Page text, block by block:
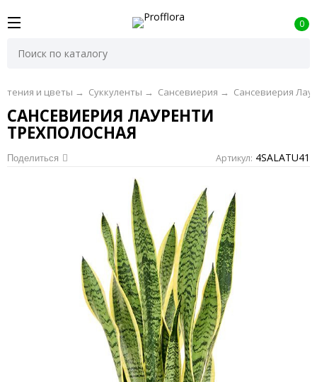
0
и цветы → Суккуленты → Сансевиерия → Сансевиерия
САНСЕВИЕРИЯ ЛАУРЕНТИ
ТРЕХПОЛОСНАЯ
Поделиться Артикул: 4SALATU41